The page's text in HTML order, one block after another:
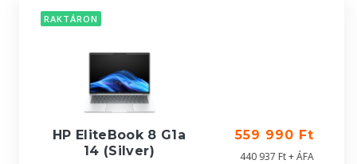
RAKTÁRON
HP EliteBook 8 G1a
14 (Silver)
559 990 Ft
440 937 Ft + ÁFA